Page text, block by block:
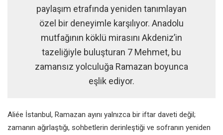
paylaşım etrafında yeniden tanımlayan
özel bir deneyimle karşılıyor. Anadolu
mutfağının köklü mirasını Akdeniz’in
tazeliğiyle buluşturan 7 Mehmet, bu
zamansız yolculuğa Ramazan boyunca
eşlik ediyor.
Aliée İstanbul, Ramazan ayını yalnızca bir iftar daveti değil;
zamanın ağırlaştığı, sohbetlerin derinleştiği ve sofranın yeniden